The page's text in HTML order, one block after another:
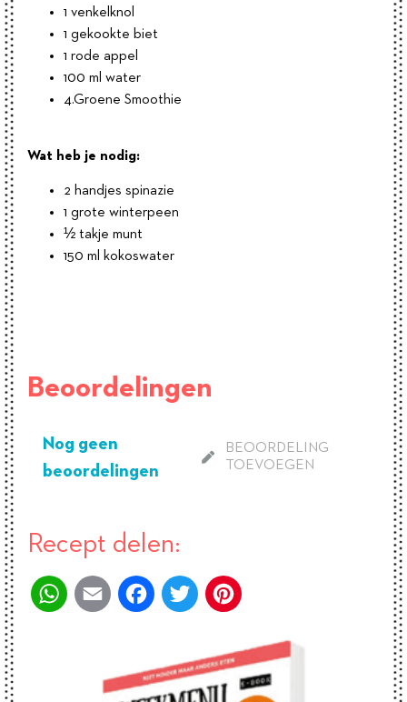
1 venkelknol
1 gekookte biet
1 rode appel
100 ml water
4.Groene Smoothie
Wat heb je nodig:
2 handjes spinazie
1 grote winterpeen
½ takje munt
150 ml kokoswater
Beoordelingen
Nog geen
beoordelingen
BEOORDELING
TOEVOEGEN
Recept delen:
WhatsApp
Email FacebookTwitter